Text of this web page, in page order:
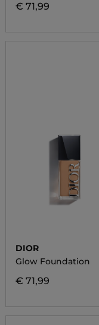
€ 71,99
DIOR
Glow Foundation
€ 71,99